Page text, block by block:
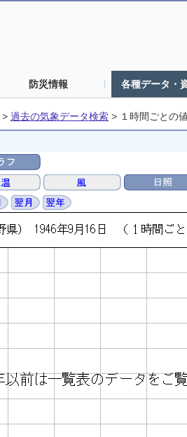
防災情報 各種データ・
> 過去の気象データ検索 > １時間ごとの